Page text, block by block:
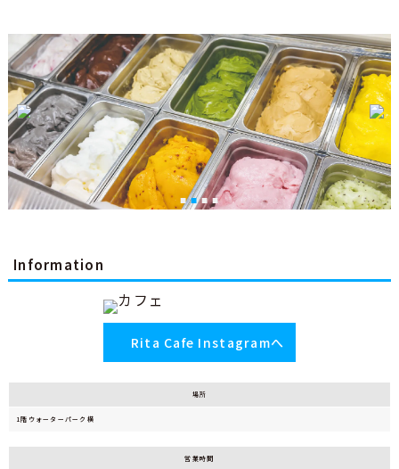
Information
Rita Cafe Instagramへ
場所
1階ウォーターパーク横
営業時間